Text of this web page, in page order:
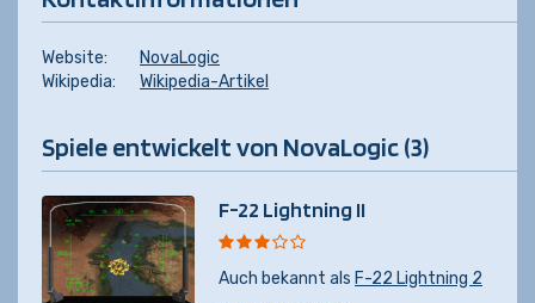
Website:
NovaLogic
Wikipedia:
Wikipedia-Artikel
Spiele entwickelt von NovaLogic (3)
F-22 Lightning II
Auch bekannt als F-22 Lightning 2